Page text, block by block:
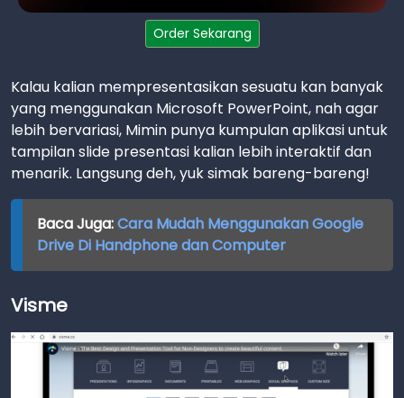
Order Sekarang
Kalau kalian mempresentasikan sesuatu kan banyak
yang menggunakan Microsoft PowerPoint, nah agar
lebih bervariasi, Mimin punya kumpulan aplikasi untuk
tampilan slide presentasi kalian lebih interaktif dan
menarik. Langsung deh, yuk simak bareng-bareng!
Baca Juga:Cara Mudah Menggunakan Google
Drive Di Handphone dan Computer
Visme